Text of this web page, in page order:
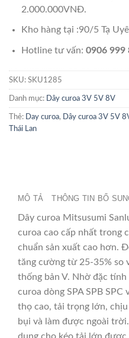
2.000.000VNĐ.
Kho hàng tại :90/5 Tạ
Hotline tư vấn: 0906 999
SKU: SKU1285
Danh mục: Dây curoa 3V 5V 8V
Thẻ: Day curoa, Dây curoa 3V 5V
Thái Lan
MÔ TẢ THÔNG TIN BỔ
Dây curoa Mitsusumi
curoa cao cấp nhất trong
chuẩn sản xuất cao hơn.
tăng cường từ 25-35% so
thống bản V. Nhờ đặc
curoa dòng SPA SPB SPC
thọ cao, tải trọng lớn,
bụi và làm được ngoài
dụng cho kéo tải lớn